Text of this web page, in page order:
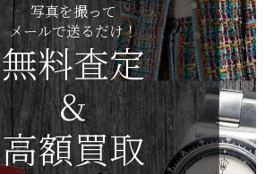
写真を撮って
メールで送るだけ！
無料査定
&
高額買取